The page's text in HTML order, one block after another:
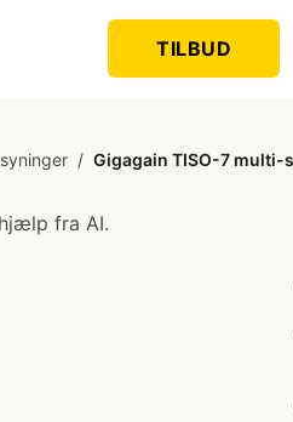
TILBUD
/ Gigagain TISO-7
fra AI.